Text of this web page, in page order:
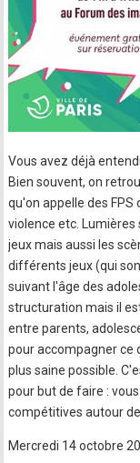
Vous avez déjà
Bien souvent, on
qu'on appelle des FPS
violence etc. Lumières
jeux mais aussi les
différents jeux (qui
suivant l'âge des
structuration mais il
entre parents,
pour accompagner ce
plus saine possible.
pour but de faire :
compétitives autour
Mercredi 14 octobre